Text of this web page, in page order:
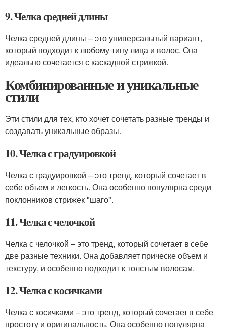
9. Челка средней длины
Челка средней длины – это универсальный вариант,
который подходит к любому типу лица и волос. Она
идеально сочетается с каскадной стрижкой.
Комбинированные и уникальные
стили
Эти стили для тех, кто хочет сочетать разные тренды и
создавать уникальные образы.
10. Челка с градуировкой
Челка с градуировкой – это тренд, который сочетает в
себе объем и легкость. Она особенно популярна среди
поклонников стрижек "шаго".
11. Челка с челочкой
Челка с челочкой – это тренд, который сочетает в себе
две разные техники. Она добавляет прическе объем и
текстуру, и особенно подходит к толстым волосам.
12. Челка с косичками
Челка с косичками – это тренд, который сочетает в себе
простоту и оригинальность. Она особенно популярна